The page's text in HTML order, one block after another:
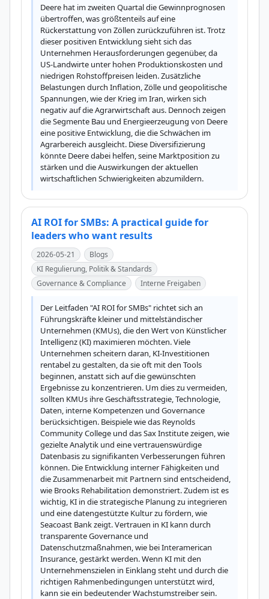
Deere hat im zweiten Quartal die Gewinnprognosen
übertroffen, was größtenteils auf eine
Rückerstattung von Zöllen zurückzuführen ist. Trotz
dieser positiven Entwicklung sieht sich das
Unternehmen Herausforderungen gegenüber, da
US-Landwirte unter hohen Produktionskosten und
niedrigen Rohstoffpreisen leiden. Zusätzliche
Belastungen durch Inflation, Zölle und geopolitische
Spannungen, wie der Krieg im Iran, wirken sich
negativ auf die Agrarwirtschaft aus. Dennoch zeigen
die Segmente Bau und Energieerzeugung von Deere
eine positive Entwicklung, die die Schwächen im
Agrarbereich ausgleicht. Diese Diversifizierung
könnte Deere dabei helfen, seine Marktposition zu
stärken und die Auswirkungen der aktuellen
wirtschaftlichen Schwierigkeiten abzumildern.
AI ROI for SMBs: A practical guide for
leaders who want results
2026-05-21
Blogs
KI Regulierung, Politik & Standards
Governance & Compliance
Interne Freigaben
Der Leitfaden "AI ROI for SMBs" richtet sich an
Führungskräfte kleiner und mittelständischer
Unternehmen (KMUs), die den Wert von Künstlicher
Intelligenz (KI) maximieren möchten. Viele
Unternehmen scheitern daran, KI-Investitionen
rentabel zu gestalten, da sie oft mit den Tools
beginnen, anstatt sich auf die gewünschten
Ergebnisse zu konzentrieren. Um dies zu vermeiden,
sollten KMUs ihre Geschäftsstrategie, Technologie,
Daten, interne Kompetenzen und Governance
berücksichtigen. Beispiele wie das Reynolds
Community College und das Sax Institute zeigen, wie
gezielte Analytik und eine vertrauenswürdige
Datenbasis zu signifikanten Verbesserungen führen
können. Die Entwicklung interner Fähigkeiten und
die Zusammenarbeit mit Partnern sind entscheidend,
wie Brooks Rehabilitation demonstriert. Zudem ist es
wichtig, KI in die strategische Planung zu integrieren
und eine datengestützte Kultur zu fördern, wie
Seacoast Bank zeigt. Vertrauen in KI kann durch
transparente Governance und
Datenschutzmaßnahmen, wie bei Interamerican
Insurance, gestärkt werden. Wenn KI mit den
Unternehmenszielen in Einklang steht und durch die
richtigen Rahmenbedingungen unterstützt wird,
kann sie ein bedeutender Wachstumstreiber sein.